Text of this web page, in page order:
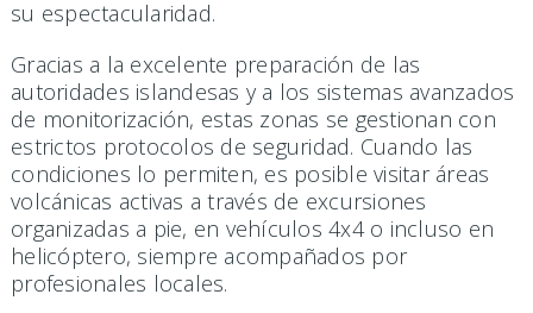
su espectacularidad.
Gracias a la excelente preparación de las
autoridades islandesas y a los sistemas avanzados
de monitorización, estas zonas se gestionan con
estrictos protocolos de seguridad. Cuando las
condiciones lo permiten, es posible visitar áreas
volcánicas activas a través de excursiones
organizadas a pie, en vehículos 4x4 o incluso en
helicóptero, siempre acompañados por
profesionales locales.